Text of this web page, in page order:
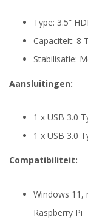
Type: 3.5”
Capaciteit: 8
Stabilisatie:
Aansluitingen:
1 x USB 3.0
1 x USB 3.0
Compatibiliteit:
Windows 11,
Raspberry Pi